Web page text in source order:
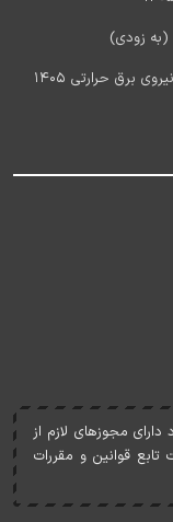
آخرین اخبار استخدام شرکت مادر تخصصی تولید نیروی برق حرارتی 1405
مجوزهای لازم از
قوانين و مقررات